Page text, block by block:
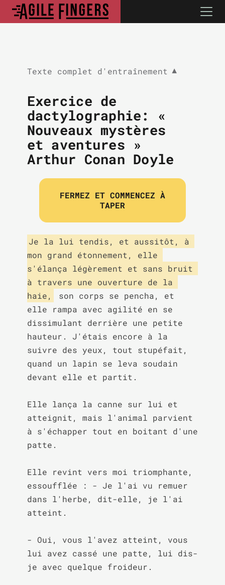
Texte complet d'entraînement ▼
Exercice de
dactylographie: «
Nouveaux mystères
et aventures »
Arthur Conan Doyle
FERMEZ ET COMMENCEZ À
TAPER
Je la lui tendis, et aussitôt, à
mon grand étonnement, elle
s'élança légèrement et sans bruit
à travers une ouverture de la
haie,
son corps se pencha, et
elle rampa avec agilité en se
dissimulant derrière une petite
hauteur. J'étais encore à la
suivre des yeux, tout stupéfait,
quand un lapin se leva soudain
devant elle et partit.
Elle lança la canne sur lui et
atteignit, mais l'animal parvient
à s'échapper tout en boitant d'une
patte.
Elle revint vers moi triomphante,
essoufflée : - Je l'ai vu remuer
dans l'herbe, dit-elle, je l'ai
atteint.
- Oui, vous l'avez atteint, vous
lui avez cassé une patte, lui dis-
je avec quelque froideur.